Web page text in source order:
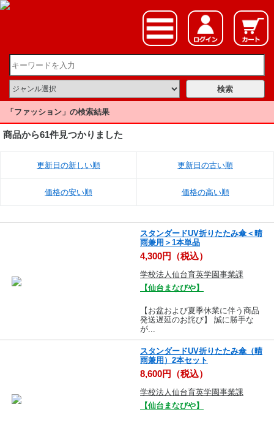
「ファッション」の検索結果
商品から61件見つかりました
更新日の新しい順 更新日の古い順
価格の安い順 価格の高い順
スタンダードUV折りたたみ傘＜晴
雨兼用＞1本単品
4,300円（税込）
学校法人仙台育英学園事業課
【仙台まなびや】
【お盆および夏季休業に伴う商品
発送遅延のお詫び】 誠に勝手な
が...
スタンダードUV折りたたみ傘（晴
雨兼用）2本セット
8,600円（税込）
学校法人仙台育英学園事業課
【仙台まなびや】